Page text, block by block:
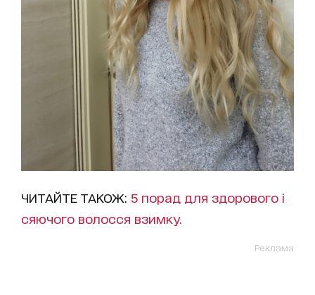
ЧИТАЙТЕ ТАКОЖ: 5 порад для здорового і
сяючого волосся взимку.
Реклама